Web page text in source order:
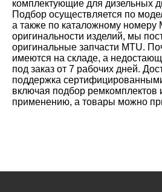
комплектующие для дизельных
Подбор осуществляется по
а также по каталожному номеру
оригинальности изделий, мы
оригинальные запчасти MTU.
имеются на складе, а
под заказ от 7 рабочих дней.
поддержка
включая подбор ремкомплектов
применению, а товары можно